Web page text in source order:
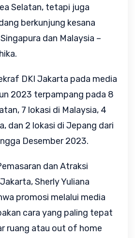
Selatan, tetapi juga
berkunjung kesana
dan Malaysia –
DKI Jakarta pada media
2023 terpampang pada 8
7 lokasi di Malaysia, 4
dan 2 lokasi di Jepang dari
Desember 2023.
dan Atraksi
Sherly Yuliana
promosi melalui media
cara yang paling tepat
ruang atau out of home